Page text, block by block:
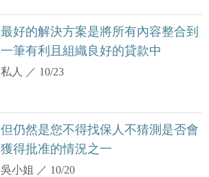
最好的解決方案是將所有內容整合到
一筆有利且組織良好的貸款中
私人 ／ 10/23
但仍然是您不得找保人不猜測是否會
獲得批准的情況之一
吳小姐 ／ 10/20